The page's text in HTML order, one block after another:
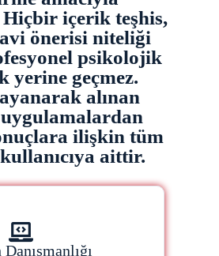
Hiçbir içerik teşhis,
önerisi niteliği
psikolojik
yerine geçmez.
alınan
ilişkin tüm
aittir.